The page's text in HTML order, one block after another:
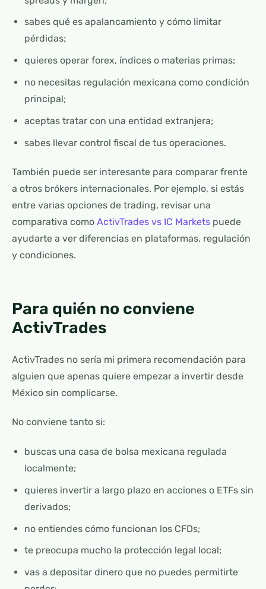
sabes qué es apalancamiento y cómo limitar
pérdidas;
quieres operar forex, índices o materias primas;
no necesitas regulación mexicana como condición
principal;
aceptas tratar con una entidad extranjera;
sabes llevar control fiscal de tus operaciones.
También puede ser interesante para comparar frente
a otros brókers internacionales. Por ejemplo, si estás
entre varias opciones de trading, revisar una
comparativa como ActivTrades vs IC Markets puede
ayudarte a ver diferencias en plataformas, regulación
y condiciones.
Para quién no conviene
ActivTrades
ActivTrades no sería mi primera recomendación para
alguien que apenas quiere empezar a invertir desde
México sin complicarse.
No conviene tanto si:
buscas una casa de bolsa mexicana regulada
localmente;
quieres invertir a largo plazo en acciones o ETFs sin
derivados;
no entiendes cómo funcionan los CFDs;
te preocupa mucho la protección legal local;
vas a depositar dinero que no puedes permitirte